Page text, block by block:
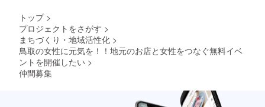
トップ >
プロジェクトをさがす >
まちづくり・地域活性化 >
鳥取の女性に元気を！！地元のお店と女性をつなぐ無料イベ
ントを開催したい >
仲間募集